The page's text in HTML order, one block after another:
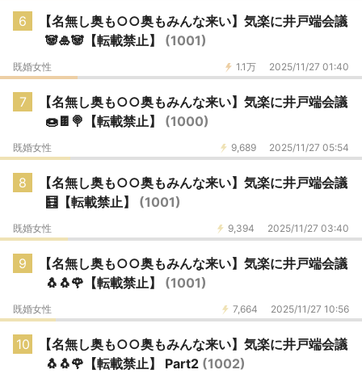
6
【名無し奥も○○奥もみんな来い】気楽に井戸端会議
🐼🎍🐼【転載禁止】 (1001)
1.1万 2025/11/27 01:40
既婚女性
7
【名無し奥も○○奥もみんな来い】気楽に井戸端会議
🍩🍫🍭【転載禁止】 (1000)
9,689 2025/11/27 05:54
既婚女性
8
【名無し奥も○○奥もみんな来い】気楽に井戸端会議
🧮【転載禁止】 (1001)
9,394 2025/11/27 03:40
既婚女性
9
【名無し奥も○○奥もみんな来い】気楽に井戸端会議
🐧🐧🌹【転載禁止】 (1001)
7,664 2025/11/27 10:56
既婚女性
10
【名無し奥も○○奥もみんな来い】気楽に井戸端会議
🐧🐧🌹【転載禁止】 Part2 (1002)